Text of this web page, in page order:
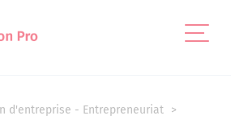
d'entreprise - Entrepreneuriat